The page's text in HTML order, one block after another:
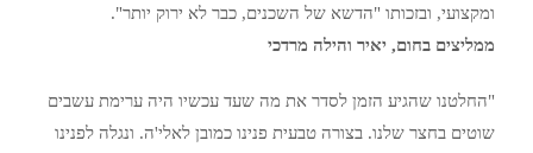
ומקצועי, ובזכותו "הדשא של השכנים, כבר לא ירוק יותר".
ממליצים בחום, יאיר והילה מרדכי
"החלטנו שהגיע הזמן לסדר את מה שעד עכשיו היה ערימת עשבים
שוטים בחצר שלנו. בצורה טבעית פנינו כמובן לאלי'ה. ונגלה לפנינו